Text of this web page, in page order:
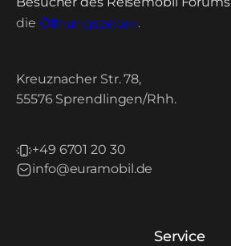
die Öffnungszeiten.
Kreuznacher Str. 78,
55576 Sprendlingen/Rhh.
+49 6701 20 30
info@euramobil.de
Service